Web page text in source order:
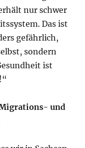
nur schwer
Das ist
gefährlich,
sondern
ist
und